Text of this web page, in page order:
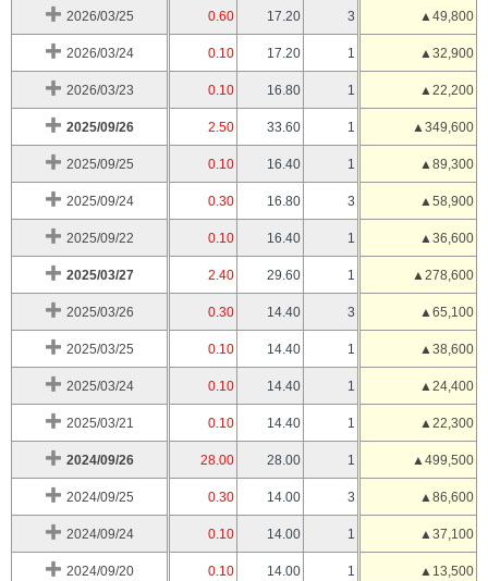
2026/03/25 0.60 17.20 3 ▲49,800
2026/03/24 0.10 17.20 1 ▲32,900
2026/03/23 0.10 16.80 1 ▲22,200
2025/09/26 2.50 33.60 1 ▲349,600
2025/09/25 0.10 16.40 1 ▲89,300
2025/09/24 0.30 16.80 3 ▲58,900
2025/09/22 0.10 16.40 1 ▲36,600
2025/03/27 2.40 29.60 1 ▲278,600
2025/03/26 0.30 14.40 3 ▲65,100
2025/03/25 0.10 14.40 1 ▲38,600
2025/03/24 0.10 14.40 1 ▲24,400
2025/03/21 0.10 14.40 1 ▲22,300
2024/09/26 28.00 28.00 1 ▲499,500
2024/09/25 0.30 14.00 3 ▲86,600
2024/09/24 0.10 14.00 1 ▲37,100
2024/09/20 0.10 14.00 1 ▲13,500